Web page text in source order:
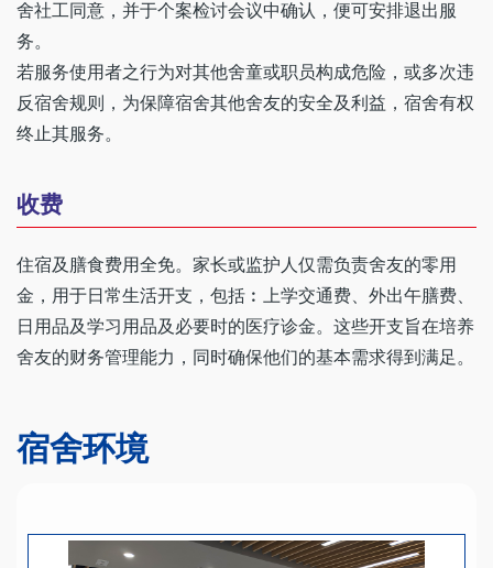
舍社工同意，并于个案检讨会议中确认，便可安排退出服
务。
若服务使用者之行为对其他舍童或职员构成危险，或多次违
反宿舍规则，为保障宿舍其他舍友的安全及利益，宿舍有权
终止其服务。
收费
住宿及膳食费用全免。家长或监护人仅需负责舍友的零用
金，用于日常生活开支，包括︰上学交通费、外出午膳费、
日用品及学习用品及必要时的医疗诊金。这些开支旨在培养
舍友的财务管理能力，同时确保他们的基本需求得到满足。
宿舍环境